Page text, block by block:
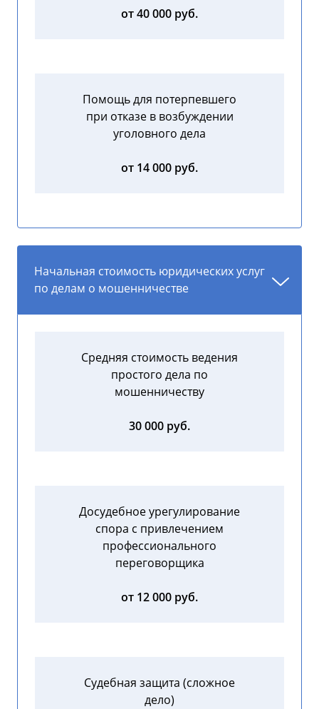
от 40 000 руб.
Помощь для потерпевшего
при отказе в возбуждении
уголовного дела
от 14 000 руб.
Начальная стоимость юридических услуг
по делам о мошенничестве
Средняя стоимость ведения
простого дела по
мошенничеству
30 000 руб.
Досудебное урегулирование
спора с привлечением
профессионального
переговорщика
от 12 000 руб.
Судебная защита (сложное
дело)